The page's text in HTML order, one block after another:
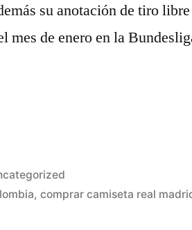
su anotación de tiro
mes de enero en la
,comprar camiseta real